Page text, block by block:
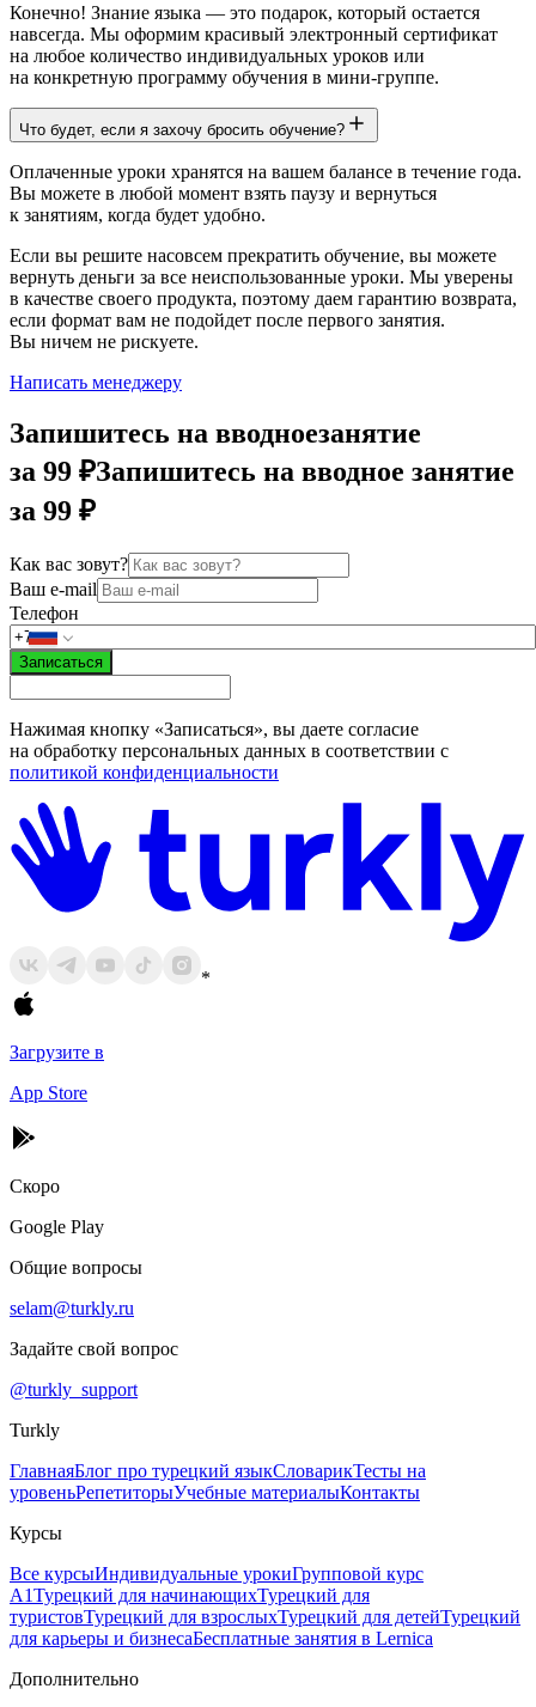
Конечно! Знание языка — это подарок, который остается
навсегда. Мы оформим красивый электронный сертификат
на любое количество индивидуальных уроков или
на конкретную программу обучения в мини-группе.
Что будет, если я захочу бросить обучение?
Оплаченные уроки хранятся на вашем балансе в течение года.
Вы можете в любой момент взять паузу и вернуться
к занятиям, когда будет удобно.
Если вы решите насовсем прекратить обучение, вы можете
вернуть деньги за все неиспользованные уроки. Мы уверены
в качестве своего продукта, поэтому даем гарантию возврата,
если формат вам не подойдет после первого занятия.
Вы ничем не рискуете.
Написать менеджеру
Запишитесь на вводноезанятие
за 99 ₽Запишитесь на вводное занятие
за 99 ₽
Как вас зовут?
Ваш e-mail
Телефон
Записаться
Нажимая кнопку «Записаться», вы даете согласие
на обработку персональных данных в соответствии с
политикой конфиденциальности
*
Загрузите в
App Store
Скоро
Google Play
Общие вопросы
selam@turkly.ru
Задайте свой вопрос
@turkly_support
Turkly
ГлавнаяБлог про турецкий языкСловарикТесты на
уровеньРепетиторыУчебные материалыКонтакты
Курсы
Все курсыИндивидуальные урокиГрупповой курс
А1Турецкий для начинающихТурецкий для
туристовТурецкий для взрослыхТурецкий для детейТурецкий
для карьеры и бизнесаБесплатные занятия в Lernica
Дополнительно